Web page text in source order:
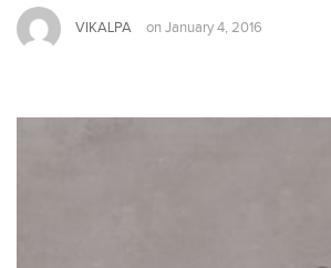
VIKALPA on January 4, 2016